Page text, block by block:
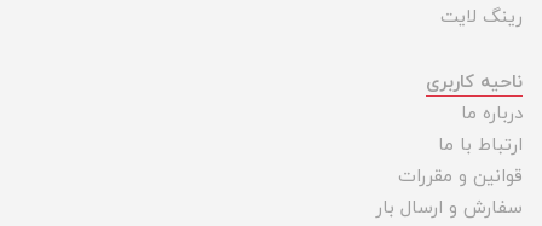
رینگ لایت
ناحیه کاربری
درباره ما
ارتباط با ما
قوانین و مقررات
سفارش و ارسال بار